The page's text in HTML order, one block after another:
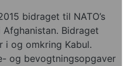
bidraget til NATO’s
Bidraget
i og omkring Kabul.
og bevogtningsopgaver